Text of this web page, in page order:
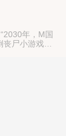
年，M国
丧尸小游戏